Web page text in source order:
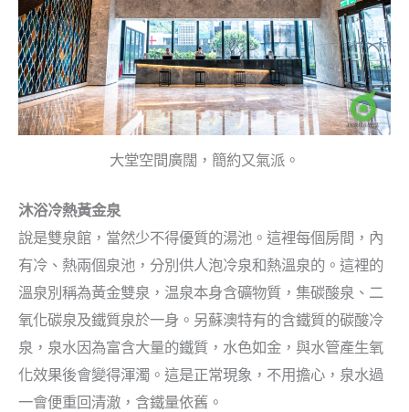
大堂空間廣闊，簡約又氣派。
沐浴冷熱黃金泉
說是雙泉館，當然少不得優質的湯池。這裡每個房間，內
有冷、熱兩個泉池，分別供人泡冷泉和熱溫泉的。這裡的
溫泉別稱為黃金雙泉，温泉本身含礦物質，集碳酸泉、二
氧化碳泉及鐵質泉於一身。另蘇澳特有的含鐵質的碳酸冷
泉，泉水因為富含大量的鐵質，水色如金，與水管產生氧
化效果後會變得渾濁。這是正常現象，不用擔心，泉水過
一會便重回清澈，含鐵量依舊。